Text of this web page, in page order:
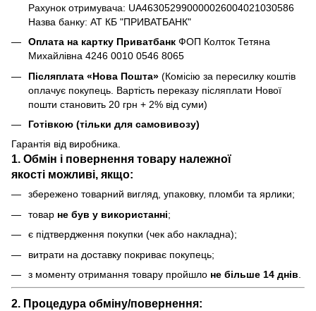
Рахунок отримувача: UA463052990000026004021030586
Назва банку: АТ КБ "ПРИВАТБАНК"
Оплата на картку Приватбанк ФОП Колток Тетяна
Михайлівна 4246 0010 0546 8065
Післяплата «Нова Пошта» (Комісію за пересилку коштів
оплачує покупець. Вартість переказу післяплати Нової
пошти становить 20 грн + 2% від суми)
Готівкою (тільки для самовивозу)
Гарантія від виробника.
1. Обмін і повернення товару належної
якості можливі, якщо:
збережено товарний вигляд, упаковку, пломби та ярлики;
товар не був у використанні;
є підтвердження покупки (чек або накладна);
витрати на доставку покриває покупець;
з моменту отримання товару пройшло не більше 14 днів
2. Процедура обміну/повернення: